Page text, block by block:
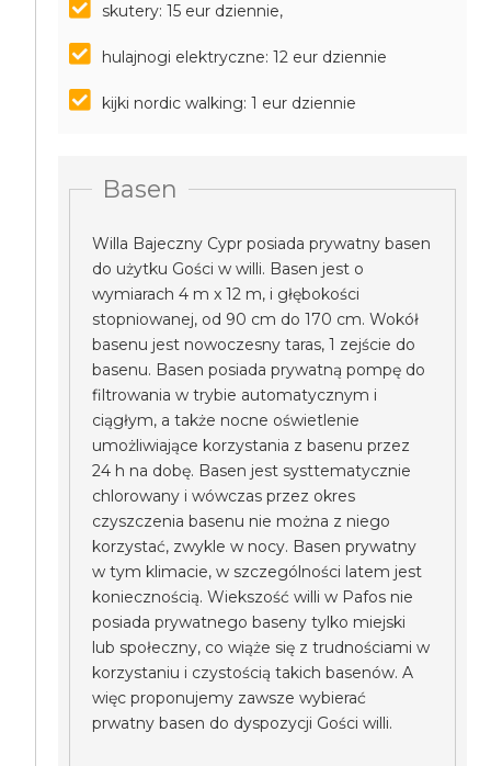
skutery: 15 eur dziennie,
hulajnogi elektryczne: 12 eur dziennie
kijki nordic walking: 1 eur dziennie
Basen
Willa Bajeczny Cypr posiada prywatny basen
do użytku Gości w willi. Basen jest o
wymiarach 4 m x 12 m, i głębokości
stopniowanej, od 90 cm do 170 cm. Wokół
basenu jest nowoczesny taras, 1 zejście do
basenu. Basen posiada prywatną pompę do
filtrowania w trybie automatycznym i
ciągłym, a także nocne oświetlenie
umożliwiające korzystania z basenu przez
24 h na dobę. Basen jest systtematycznie
chlorowany i wówczas przez okres
czyszczenia basenu nie można z niego
korzystać, zwykle w nocy. Basen prywatny
w tym klimacie, w szczególności latem jest
koniecznością. Wiekszość willi w Pafos nie
posiada prywatnego baseny tylko miejski
lub społeczny, co wiąże się z trudnościami w
korzystaniu i czystością takich basenów. A
więc proponujemy zawsze wybierać
prwatny basen do dyspozycji Gości willi.